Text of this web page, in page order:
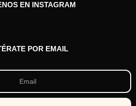
EN INSTAGRAM
POR EMAIL